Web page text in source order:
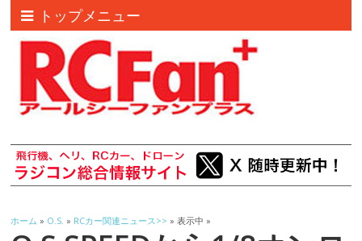
トップメニュー
ホーム » O.S. » RCカー関連ニュース>> » 表示中 »